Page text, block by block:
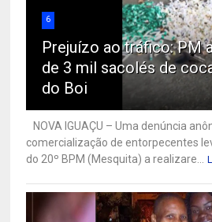
6
Prejuízo ao tráfico: PM
de 3 mil sacolés de
do Boi
NOVA IGUAÇU – Uma denúncia
comercialização de entorpecentes
do 20º BPM (Mesquita) a realizare...